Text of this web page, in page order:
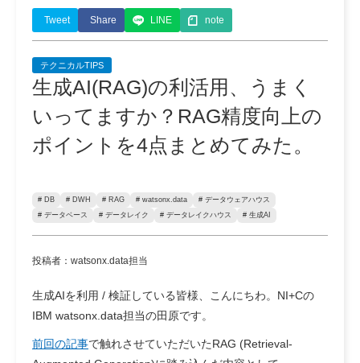
Tweet Share LINE note
テクニカルTIPS
生成AI(RAG)の利活用、うまく
いってますか？RAG精度向上の
ポイントを4点まとめてみた。
# DB # DWH # RAG # watsonx.data
# データウェアハウス
# データベース
# データレイク # データレイクハウス # 生成AI
投稿者：watsonx.data担当
生成AIを利用 / 検証している皆様、こんにちわ。NI+Cの
IBM watsonx.data担当の田原です。
前回の記事で触れさせていただいたRAG (Retrieval-